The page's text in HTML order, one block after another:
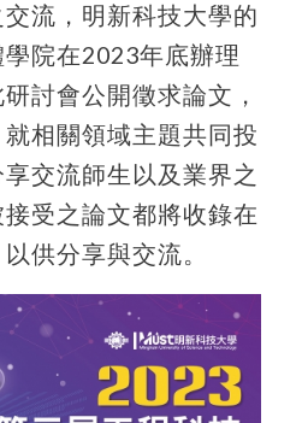
流，明新科技大學的
院在2023年底辦理
討會公開徵求論文，
相關領域主題共同投
交流師生以及業界之
受之論文都將收錄在
供分享與交流。